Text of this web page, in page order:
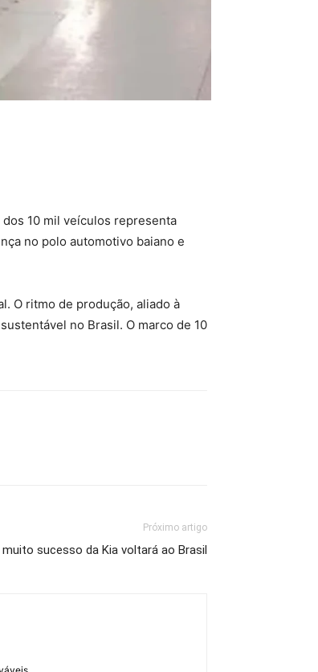
10 mil veículos representa
no polo automotivo baiano e
O ritmo de produção, aliado à
no Brasil. O marco de 10
Próximo artigo
muito sucesso da Kia voltará ao Brasil